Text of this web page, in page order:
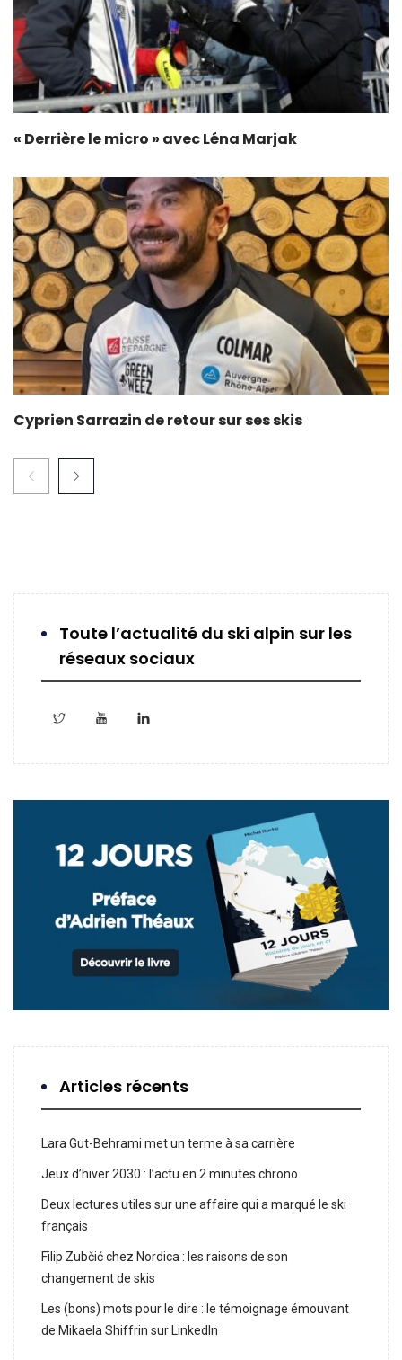
« Derrière le micro » avec Léna Marjak
Cyprien Sarrazin de retour sur ses skis
Toute l’actualité du ski alpin sur les
réseaux sociaux
Articles récents
Lara Gut-Behrami met un terme à sa carrière
Jeux d’hiver 2030 : l’actu en 2 minutes chrono
Deux lectures utiles sur une affaire qui a marqué le ski
français
Filip Zubčić chez Nordica : les raisons de son
changement de skis
Les (bons) mots pour le dire : le témoignage émouvant
de Mikaela Shiffrin sur LinkedIn